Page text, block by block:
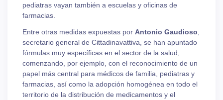
pediatras vayan también a escuelas y oficinas de
farmacias.
Entre otras medidas expuestas por Antonio Gaudioso
secretario general de Cittadinavattiva, se han apuntado
fórmulas muy específicas en el sector de la salud,
comenzando, por ejemplo, con el reconocimiento de un
papel más central para médicos de familia, pediatras y
farmacias, así como la adopción homogénea en todo el
territorio de la distribución de medicamentos y el